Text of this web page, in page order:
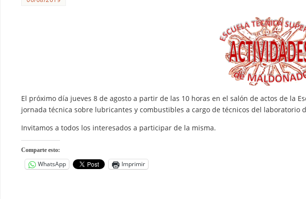
El próximo día jueves 8 de agosto a partir de las 10 horas en el salón de actos de la
jornada técnica sobre lubricantes y combustibles a cargo de técnicos del laboratorio
Invitamos a todos los interesados a participar de la misma.
Comparte esto:
WhatsApp Imprimir